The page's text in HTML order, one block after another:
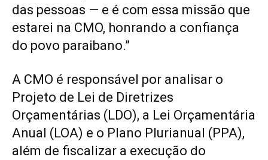
das pessoas — e é com essa missão que
estarei na CMO, honrando a confiança
do povo paraibano.”
A CMO é responsável por analisar o
Projeto de Lei de Diretrizes
Orçamentárias (LDO), a Lei Orçamentária
Anual (LOA) e o Plano Plurianual (PPA),
além de fiscalizar a execução do